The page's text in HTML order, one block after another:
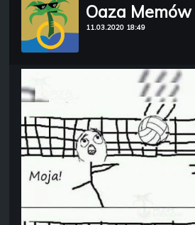
Oaza Memów
11.03.2020 18:49